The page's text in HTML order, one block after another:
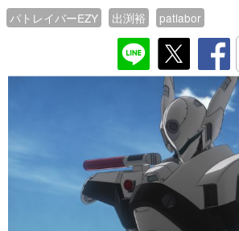
パトレイバーEZY
出渕裕 patlabor